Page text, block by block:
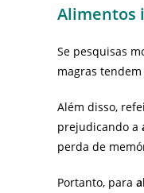
Alimentos
Se pesquisas
magras
Além disso,
prejudicando a
perda de
Portanto, para